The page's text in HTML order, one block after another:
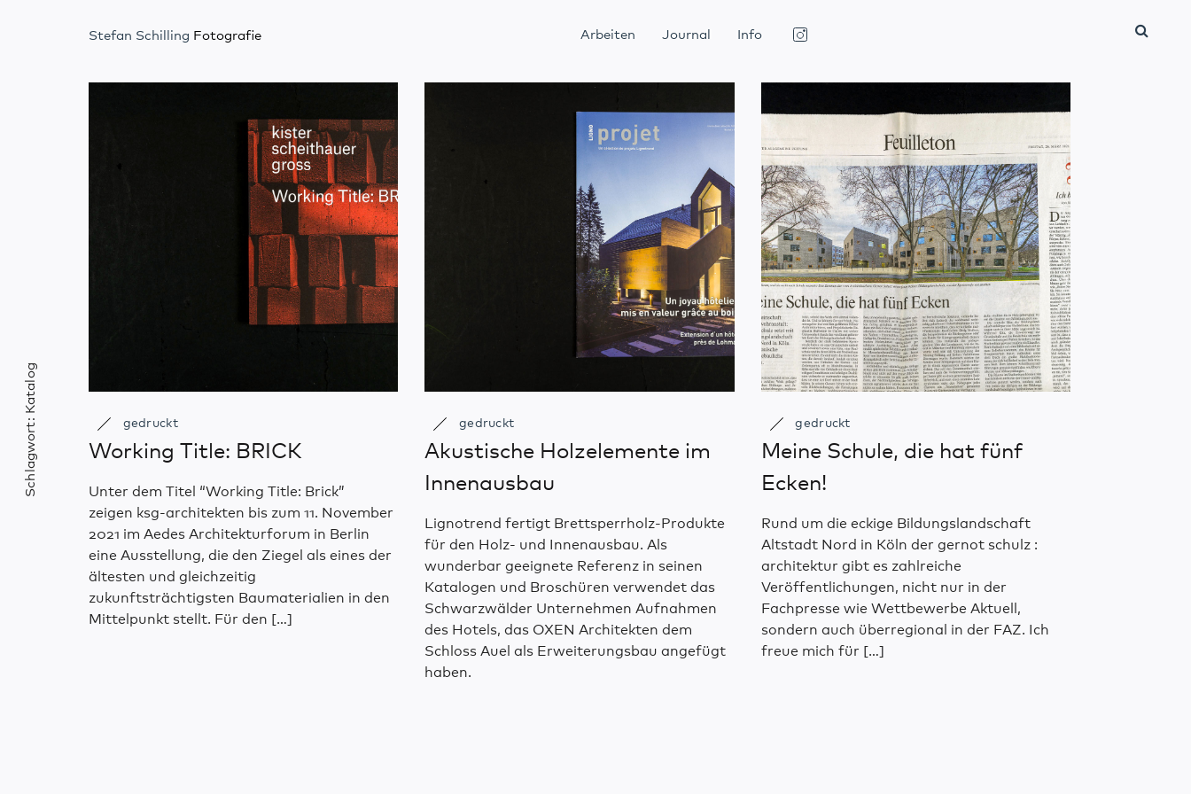
Stefan Schilling Fotografie Arbeiten Journal Info
Schlagwort:
Katalog
gedruckt
Working Title: BRICK
Unter dem Titel “Working Title: Brick”
zeigen ksg-architekten bis zum 11. November
2021 im Aedes Architekturforum in Berlin
eine Ausstellung, die den Ziegel als eines der
ältesten und gleichzeitig
zukunftsträchtigsten Baumaterialien in den
Mittelpunkt stellt. Für den […]
gedruckt
Akustische Holzelemente im
Innenausbau
Lignotrend fertigt Brettsperrholz-Produkte
für den Holz- und Innenausbau. Als
wunderbar geeignete Referenz in seinen
Katalogen und Broschüren verwendet das
Schwarzwälder Unternehmen Aufnahmen
des Hotels, das OXEN Architekten dem
Schloss Auel als Erweiterungsbau angefügt
haben.
gedruckt
Meine Schule, die hat fünf
Ecken!
Rund um die eckige Bildungslandschaft
Altstadt Nord in Köln der gernot schulz :
architektur gibt es zahlreiche
Veröffentlichungen, nicht nur in der
Fachpresse wie Wettbewerbe Aktuell,
sondern auch überregional in der FAZ. Ich
freue mich für […]